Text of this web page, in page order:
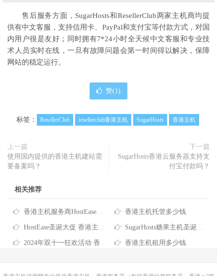
售后服务方面，SugarHosts和ResellerClub两家主机商均提
供有中文客服，支持信用卡、PayPal和支付宝等付款方式，对国
内用户很是友好；同时拥有7*24小时全天候中文客服和专业技
术人员实时在线，一旦有故障问题会第一时间得以解决，保障
网站的稳定运行。
赞(1)
标签： ResellerClub resellerclub香港主机 SugarHosts 香港主机
上一篇
使用国内提供的香港主机建站需
要备案吗？
下一篇
SugarHosts香港云服务器支持支
付宝付款吗？
相关推荐
香港主机服务商HostEase推出2026年度六折优惠码 香港主机托管多少钱
HostEase圣诞大促 香港主机六折优惠低至$3.57/月 买独服最高送256IP SugarHosts糖果主机圣诞狂欢 香港虚拟主机消费全额返
2024年双十一狂欢活动 香港服务器/主机/VPS优惠信息汇总 香港主机租用多少钱